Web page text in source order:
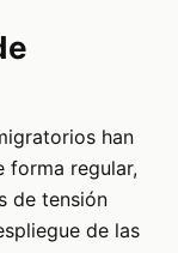
han
forma regular,
de tensión
de las